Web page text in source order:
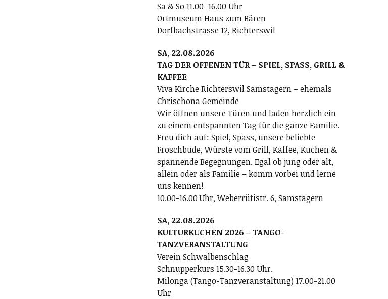
Sa & So 11.00–16.00 Uhr
Ortmuseum Haus zum Bären
Dorfbachstrasse 12, Richterswil
SA, 22.08.2026
TAG DER OFFENEN TÜR – SPIEL, SPASS, GRILL &
KAFFEE
Viva Kirche Richterswil Samstagern – ehemals
Chrischona Gemeinde
Wir öffnen unsere Türen und laden herzlich ein
zu einem entspannten Tag für die ganze Familie.
Freu dich auf: Spiel, Spass, unsere beliebte
Froschbude, Würste vom Grill, Kaffee, Kuchen &
spannende Begegnungen. Egal ob jung oder alt,
allein oder als Familie – komm vorbei und lerne
uns kennen!
10.00-16.00 Uhr, Weberrütistr. 6, Samstagern
SA, 22.08.2026
KULTURKUCHEN 2026 – TANGO-
TANZVERANSTALTUNG
Verein Schwalbenschlag
Schnupperkurs 15.30-16.30 Uhr.
Milonga (Tango-Tanzveranstaltung) 17.00-21.00
Uhr